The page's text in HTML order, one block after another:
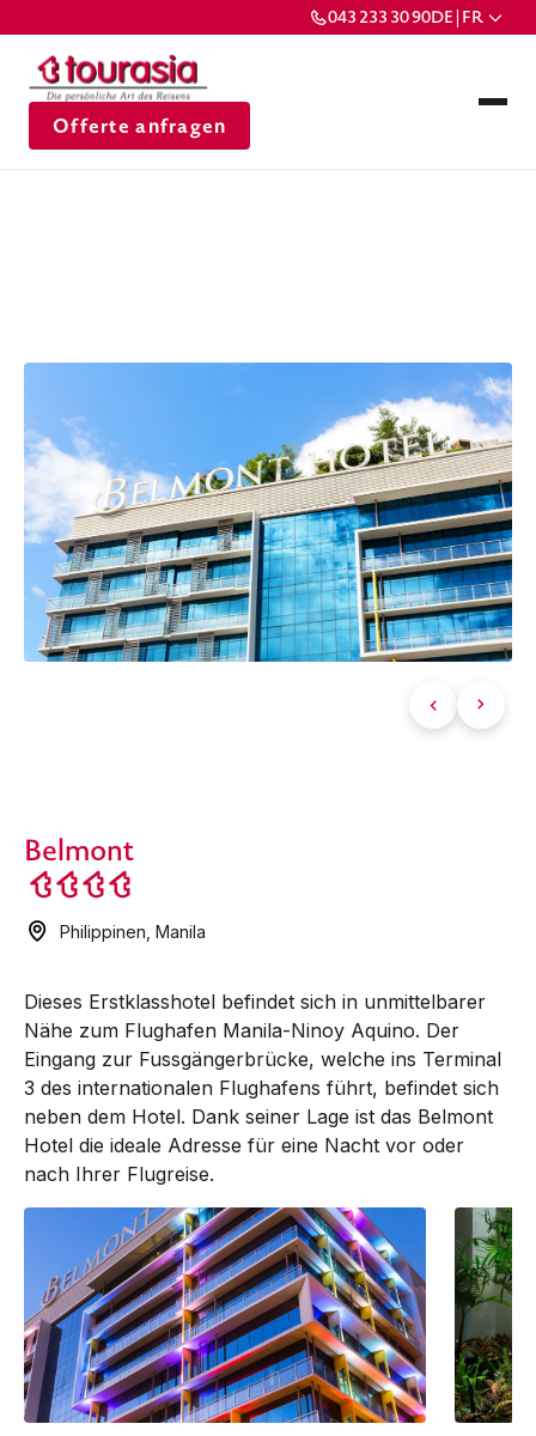
043 233 30 90DE | FR
Offerte anfragen
Belmont
Philippinen ,Manila
Dieses Erstklasshotel befindet sich in unmit­telbarer
Nähe zum Flughafen Manila-­Ninoy Aquino. Der
Eingang zur Fuss­­gänger­brücke, welche ins Terminal
3 des inter­nationalen Flughafens führt, befindet sich
neben dem Hotel. Dank seiner Lage ist das Belmont
Hotel die ideale Adresse für eine Nacht vor oder
nach Ihrer Flugreise.